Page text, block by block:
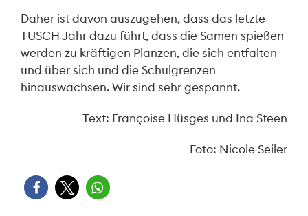
Daher ist davon auszugehen, dass das letzte
TUSCH Jahr dazu führt, dass die Samen spießen
werden zu kräftigen Planzen, die sich entfalten
und über sich und die Schulgrenzen
hinauswachsen. Wir sind sehr gespannt.
Text: Françoise Hüsges und Ina Steen
Foto: Nicole Seiler